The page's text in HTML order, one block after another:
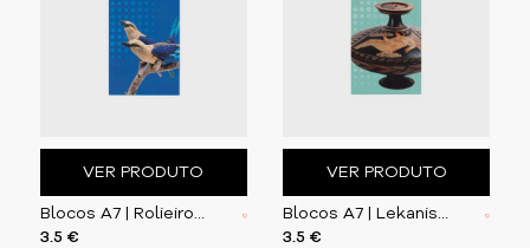
VER PRODUTO
Blocos A7 | Rolieiros-de-barriga-azul
3.5 €
VER PRODUTO
Blocos A7 | Lekanis apúlia de figuras vermelhas
3.5 €